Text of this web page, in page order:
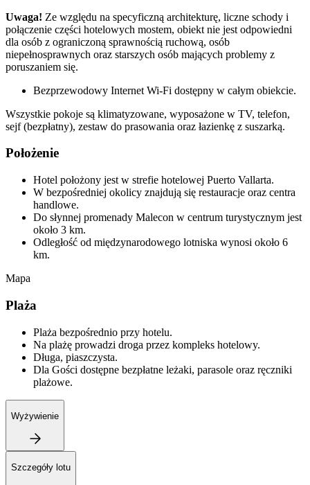
Uwaga! Ze względu na specyficzną architekturę, liczne schody i
połączenie części hotelowych mostem, obiekt nie jest odpowiedni
dla osób z ograniczoną sprawnością ruchową, osób
niepełnosprawnych oraz starszych osób mających problemy z
poruszaniem się.
Bezprzewodowy Internet Wi-Fi dostępny w całym obiekcie.
Wszystkie pokoje są klimatyzowane, wyposażone w TV, telefon,
sejf (bezpłatny), zestaw do prasowania oraz łazienkę z suszarką.
Położenie
Hotel położony jest w strefie hotelowej Puerto Vallarta.
W bezpośredniej okolicy znajdują się restauracje oraz centra
handlowe.
Do słynnej promenady Malecon w centrum turystycznym jest
około 3 km.
Odległość od międzynarodowego lotniska wynosi około 6
km.
Mapa
Plaża
Plaża bezpośrednio przy hotelu.
Na plażę prowadzi droga przez kompleks hotelowy.
Długa, piaszczysta.
Dla Gości dostępne bezpłatne leżaki, parasole oraz ręczniki
plażowe.
Wyżywienie
Szczegóły lotu